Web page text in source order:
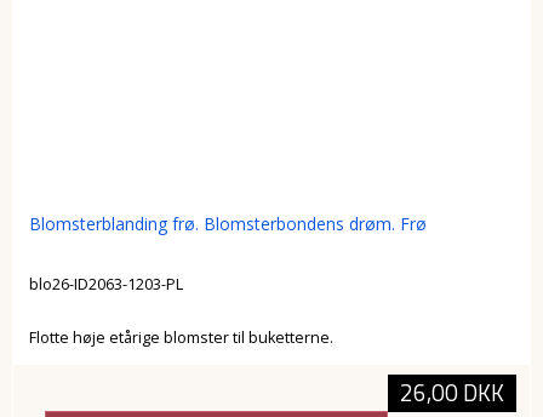
Blomsterblanding frø. Blomsterbondens drøm. Frø
blo26-ID2063-1203-PL
Flotte høje etårige blomster til buketterne.
26,00 DKK